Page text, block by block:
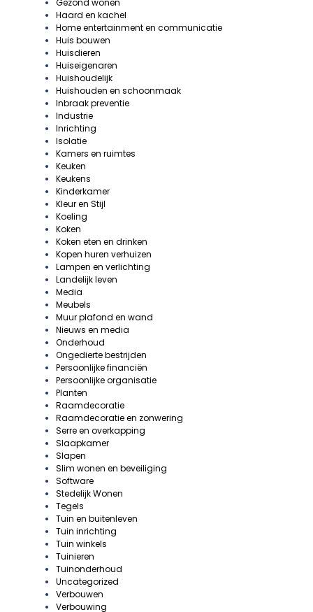
Gezond wonen
Haard en kachel
Home entertainment en communicatie
Huis bouwen
Huisdieren
Huiseigenaren
Huishoudelijk
Huishouden en schoonmaak
Inbraak preventie
Industrie
Inrichting
Isolatie
Kamers en ruimtes
Keuken
Keukens
Kinderkamer
Kleur en Stijl
Koeling
Koken
Koken eten en drinken
Kopen huren verhuizen
Lampen en verlichting
Landelijk leven
Media
Meubels
Muur plafond en wand
Nieuws en media
Onderhoud
Ongedierte bestrijden
Persoonlijke financiën
Persoonlijke organisatie
Planten
Raamdecoratie
Raamdecoratie en zonwering
Serre en overkapping
Slaapkamer
Slapen
Slim wonen en beveiliging
Software
Stedelijk Wonen
Tegels
Tuin en buitenleven
Tuin inrichting
Tuin winkels
Tuinieren
Tuinonderhoud
Uncategorized
Verbouwen
Verbouwing